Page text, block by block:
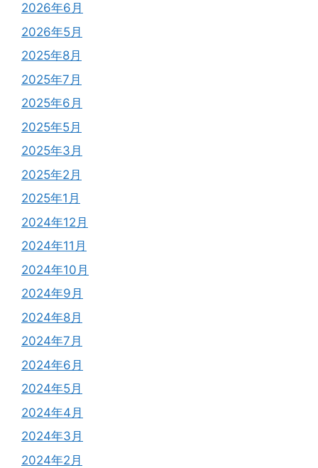
2026年6月
2026年5月
2025年8月
2025年7月
2025年6月
2025年5月
2025年3月
2025年2月
2025年1月
2024年12月
2024年11月
2024年10月
2024年9月
2024年8月
2024年7月
2024年6月
2024年5月
2024年4月
2024年3月
2024年2月